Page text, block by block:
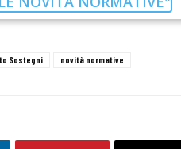
Sostegni novità normative